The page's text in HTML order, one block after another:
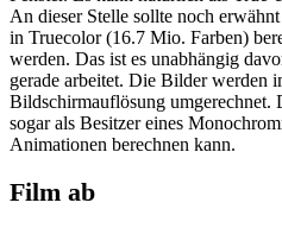
An dieser Stelle sollte noch
in Truecolor (16.7 Mio. Farben)
werden. Das ist es unabhängig
gerade arbeitet. Die Bilder werden
Bildschirmauflösung umgerechnet.
sogar als Besitzer eines
Animationen berechnen kann.
Film ab